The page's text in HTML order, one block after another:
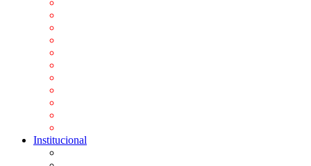
Institucional